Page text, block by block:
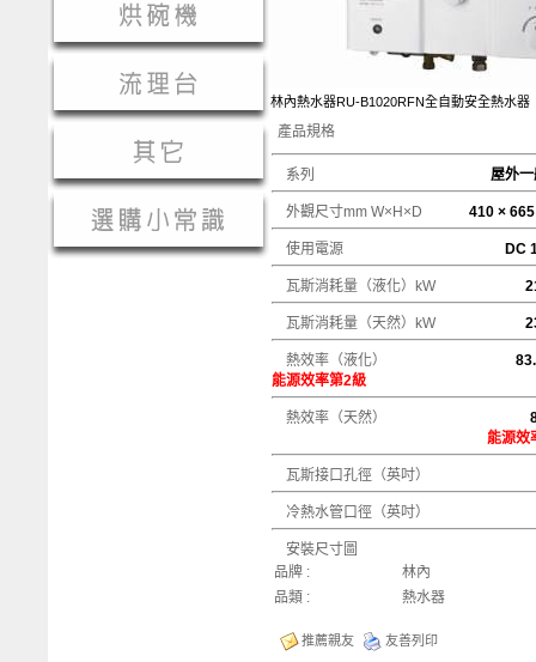
林內熱水器RU-B1020RFN全自動安全熱水器
產品規格
系列 屋外
外觀尺寸mm W×H×D 410 ×
使用電源 DC
瓦斯消耗量（液化）kW
瓦斯消耗量（天然）kW
熱效率（液化）
能源效率第2級
熱效率（天然）
能源效
瓦斯接口孔徑（英吋
冷熱水管口徑（英吋）
安裝尺寸圖
品牌 :
林內
品類 :
熱水器
推薦親友 友善列印